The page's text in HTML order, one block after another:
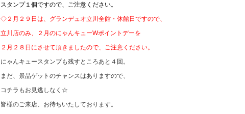
スタンプ１個ですので、ご注意ください。
◇２月２９日は、グランデュオ立川全館・休館日ですので、
立川店のみ、２月のにゃんキューWポイントデーを
２月２８日にさせて頂きましたので、ご注意ください。
にゃんキュースタンプも残すところあと４回。
まだ、景品ゲットのチャンスはありますので、
コチラもお見逃しなく☆
皆様のご来店、お待ちいたしております。